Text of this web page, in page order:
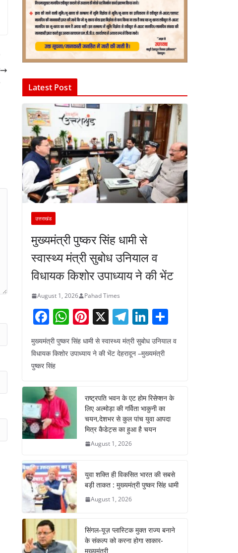
Latest Post
उत्तराखंड
मुख्यमंत्री पुष्कर सिंह धामी से
स्वास्थ्य मंत्री सुबोध उनियाल व
विधायक किशोर उपाध्याय ने की भेंट
August 1, 2026 Pahad Times
F
a
c
e
o
o
k
W
h
at
p
Pi
nt
er
X T
el
e
gr
m
Li
n
k
n
ar
मुख्यमंत्री पुष्कर सिंह धामी से स्वास्थ्य मंत्री सुबोध उनियाल व
विधायक किशोर उपाध्याय ने की भेंट देहरादून –मुख्यमंत्री
पुष्कर सिंह
राष्ट्रपति भवन के एट होम रिसेप्शन के
लिए अल्मोड़ा की गर्विता भाकुनी का
चयन,देशभर से कुल पांच युवा आपदा
मित्र कैडेट्स का हुआ है चयन
August 1, 2026
युवा शक्ति ही विकसित भारत की सबसे
बड़ी ताकत : मुख्यमंत्री पुष्कर सिंह धामी
August 1, 2026
सिंगल-यूज़ प्लास्टिक मुक्त राज्य बनाने
के संकल्प को करना होगा साकार-
मुख्यमंत्री